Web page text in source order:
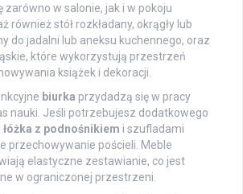
zarówno w salonie, jak i w pokoju
również stół rozkładany, okrągły lub
do jadalni lub aneksu kuchennego, oraz
które wykorzystują przestrzeń
książek i dekoracji.
biurka przydadzą się w pracy
nauki. Jeśli potrzebujesz dodatkowego
łóżka z podnośnikiem i szufladami
przechowywanie pościeli. Meble
elastyczne zestawianie, co jest
w ograniczonej przestrzeni.